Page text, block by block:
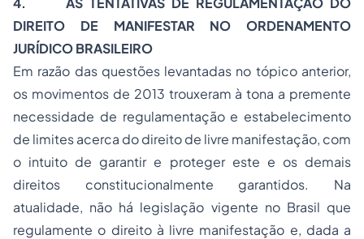
DIREITO DE MANIFESTAR NO ORDENAMENTO
JURÍDICO BRASILEIRO
Em razão das questões levantadas no tópico anterior,
os movimentos de 2013 trouxeram à tona a premente
necessidade de regulamentação e estabelecimento
de limites acerca do direito de livre manifestação, com
o intuito de garantir e proteger este e os demais
direitos constitucionalmente garantidos. Na
atualidade, não há legislação vigente no Brasil que
regulamente o direito à livre manifestação e, dada a